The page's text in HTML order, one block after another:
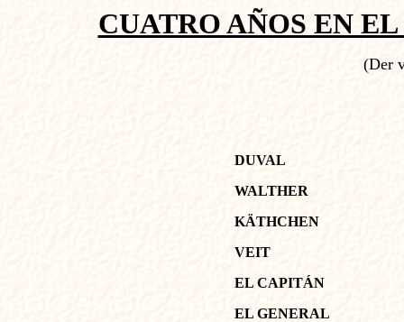
CUATRO AÑOS EN
(Der
DUVAL
WALTHER
KÄTHCHEN
VEIT
EL CAPITÁN
EL GENERAL